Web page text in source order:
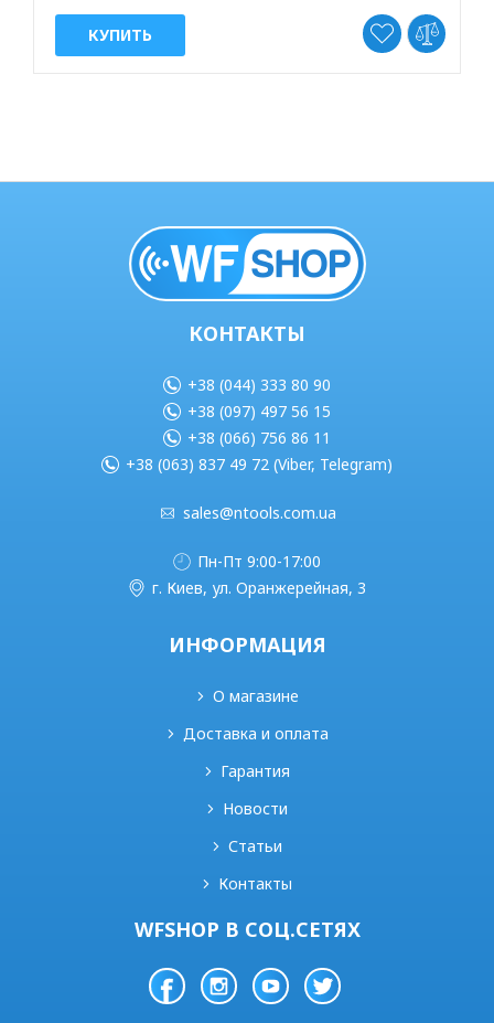
КУПИТЬ
КОНТАКТЫ
+38 (044) 333 80 90
+38 (097) 497 56 15
+38 (066) 756 86 11
+38 (063) 837 49 72 (Viber, Telegram)
sales@ntools.com.ua
Пн-Пт 9:00-17:00
г. Киев, ул. Оранжерейная, 3
ИНФОРМАЦИЯ
О магазине
Доставка и оплата
Гарантия
Новости
Статьи
Контакты
WFSHOP В СОЦ.СЕТЯХ